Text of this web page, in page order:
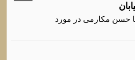
حسن مکارمی در مورد